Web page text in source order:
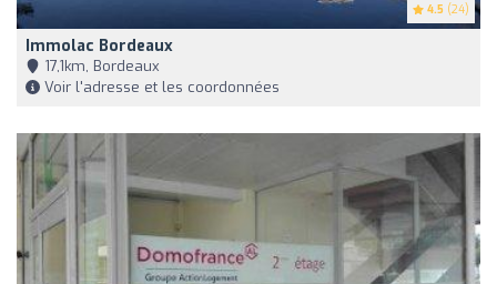
4.5 (24)
Immolac Bordeaux
17,1km, Bordeaux
Voir l'adresse et les coordonnées